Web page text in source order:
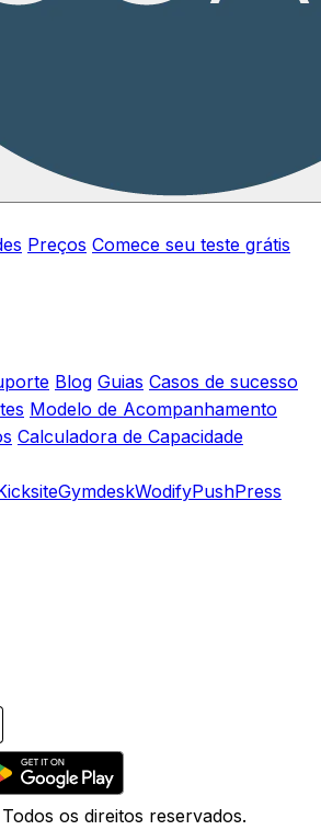
Preços Comece seu teste grátis
Blog Guias Casos de sucesso
Modelo de Acompanhamento
Calculadora de Capacidade
GymdeskWodifyPushPress
os direitos reservados.